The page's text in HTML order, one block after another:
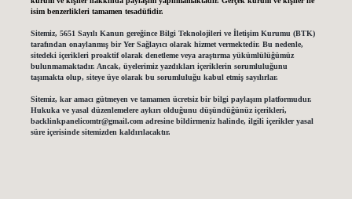
isim benzerlikleri tamamen tesadüfidir.
Sitemiz, 5651 Sayılı Kanun gereğince Bilgi Teknolojileri ve İletişim Kurumu (BTK)
tarafından onaylanmış bir Yer Sağlayıcı olarak hizmet vermektedir. Bu nedenle,
sitedeki içerikleri proaktif olarak denetleme veya araştırma yükümlülüğümüz
bulunmamaktadır. Ancak, üyelerimiz yazdıkları içeriklerin sorumluluğunu
taşımakta olup, siteye üye olarak bu sorumluluğu kabul etmiş sayılırlar.
Sitemiz, kar amacı gütmeyen ve tamamen ücretsiz bir bilgi paylaşım platformudur.
Hukuka ve yasal düzenlemelere aykırı olduğunu düşündüğünüz içerikleri,
backlinkpanelicomtr@gmail.comadresine bildirmeniz halinde, ilgili içerikler yasal
süre içerisinde sitemizden kaldırılacaktır.